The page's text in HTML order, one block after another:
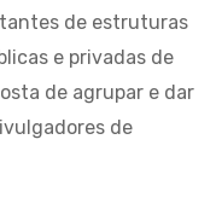
de estruturas
e privadas de
de agrupar e dar
de